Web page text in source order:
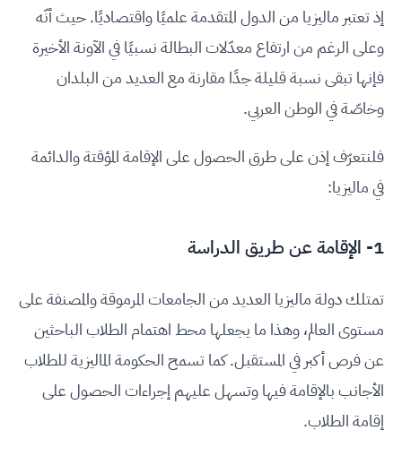
إذ تعتبر ماليزيا من الدول المتقدمة علميًا واقتصاديًا. حيث أنّه
وعلى الرغم من ارتفاع معدّلات البطالة نسبيًا في الآونة الأخيرة
فإنها تبقى نسبة قليلة جدًا مقارنة مع العديد من البلدان
وخاصّة في الوطن العربي.
فلنتعرّف إذن على طرق الحصول على الإقامة المؤقتة والدائمة
في ماليزيا:
1- الإقامة عن طريق الدراسة
تمتلك دولة ماليزيا العديد من الجامعات المرموقة والمصنفة على
مستوى العالم، وهذا ما يجعلها محط اهتمام الطلاب الباحثين
عن فرص أكبر في المستقبل. كما تسمح الحكومة الماليزية للطلاب
الأجانب بالإقامة فيها وتسهل عليهم إجراءات الحصول على
إقامة الطلاب.